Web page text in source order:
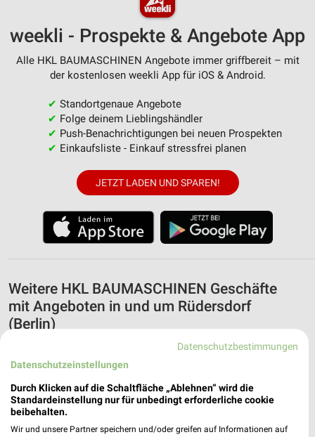
weekli - Prospekte & Angebote App
Alle HKL BAUMASCHINEN Angebote immer griffbereit – mit
der kostenlosen weekli App für iOS & Android.
✔ Standortgenaue Angebote
✔ Folge deinem Lieblingshändler
✔ Push-Benachrichtigungen bei neuen Prospekten
✔ Einkaufsliste - Einkauf stressfrei planen
JETZT LADEN UND SPAREN!
Weitere HKL BAUMASCHINEN Geschäfte
mit Angeboten in und um Rüdersdorf
(Berlin)
HKL BAUMASCHINEN Angebote in Vogelsdorf
Vogelsdorf, Deutschland
Datenschutzbestimmungen
Datenschutzeinstellungen
Durch Klicken auf die Schaltfläche „Ablehnen“ wird die
Standardeinstellung nur für unbedingt erforderliche cookie
beibehalten.
Wir und unsere Partner speichern und/oder greifen auf Informationen auf